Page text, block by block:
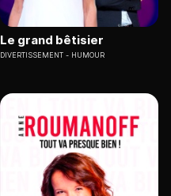
Le grand bêtisier
DIVERTISSEMENT HUMOUR